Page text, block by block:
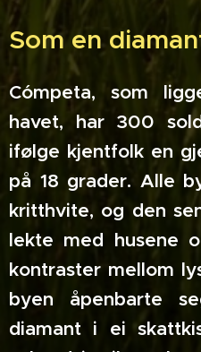
Som en
Cómpeta, som
havet, har 300
ifølge kjentfolk en
på 18 grader. Alle
kritthvite, og den
lekte med husene
kontraster mellom
byen åpenbarte
diamant i ei